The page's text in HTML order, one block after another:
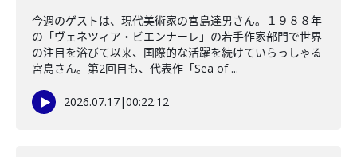
今週のゲストは、現代美術家の宮島達男さん。１９８８年
の「ヴェネツィア・ビエンナーレ」の若手作家部門で世界
の注目を浴びて以来、国際的な活躍を続けていらっしゃる
宮島さん。第2回目も、代表作「Sea of ...
2026.07.17|00:22:12